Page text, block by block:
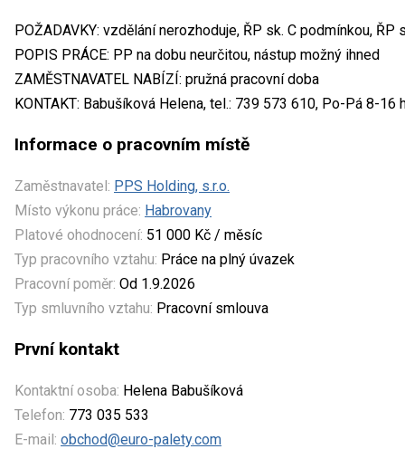
POŽADAVKY: vzdělání nerozhoduje, ŘP sk. C podmínkou, ŘP
POPIS PRÁCE: PP na dobu neurčitou, nástup možný ihned
ZAMĚSTNAVATEL NABÍZÍ: pružná pracovní doba
KONTAKT: Babušíková Helena, tel.: 739 573 610, Po-Pá 8-
Informace o pracovním místě
Zaměstnavatel: PPS Holding, s.r.o.
Místo výkonu práce: Habrovany
Platové ohodnocení: 51 000 Kč / měsíc
Typ pracovního vztahu: Práce na plný úvazek
Pracovní poměr: Od 1.9.2026
Typ smluvního vztahu: Pracovní smlouva
První kontakt
Kontaktní osoba: Helena Babušíková
Telefon: 773 035 533
E-mail: obchod@euro-palety.com